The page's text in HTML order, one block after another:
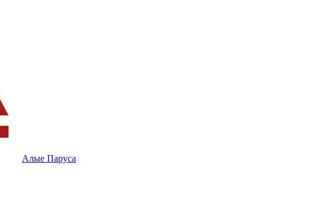
Алые Паруса